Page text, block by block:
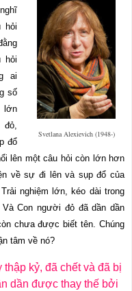
Svetlana Alexievich (1948-)
hỏi
hỏi
ai
số
lớn
đổ
lên một câu hỏi còn lớn hơn
về sự đi lên và sụp đổ của
nghiệm lớn, kéo dài trong
Con người đỏ đã dần dần
chưa được biết tên. Chúng
tâm về nó?
kỷ, đã chết và đã bị
dần được thay thế bởi